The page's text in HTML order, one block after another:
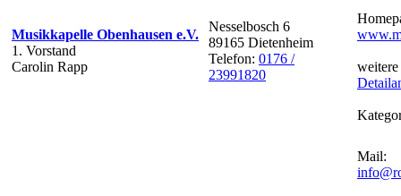
Musikkapelle Obenhausen e.V.
1. Vorstand
Carolin Rapp
Nesselbosch 6
89165 Dietenheim
Telefon: 0176 /
23991820
Mail: